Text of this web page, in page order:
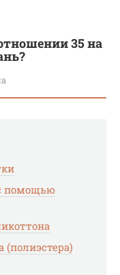
35 на
помощью
(полиэстера)